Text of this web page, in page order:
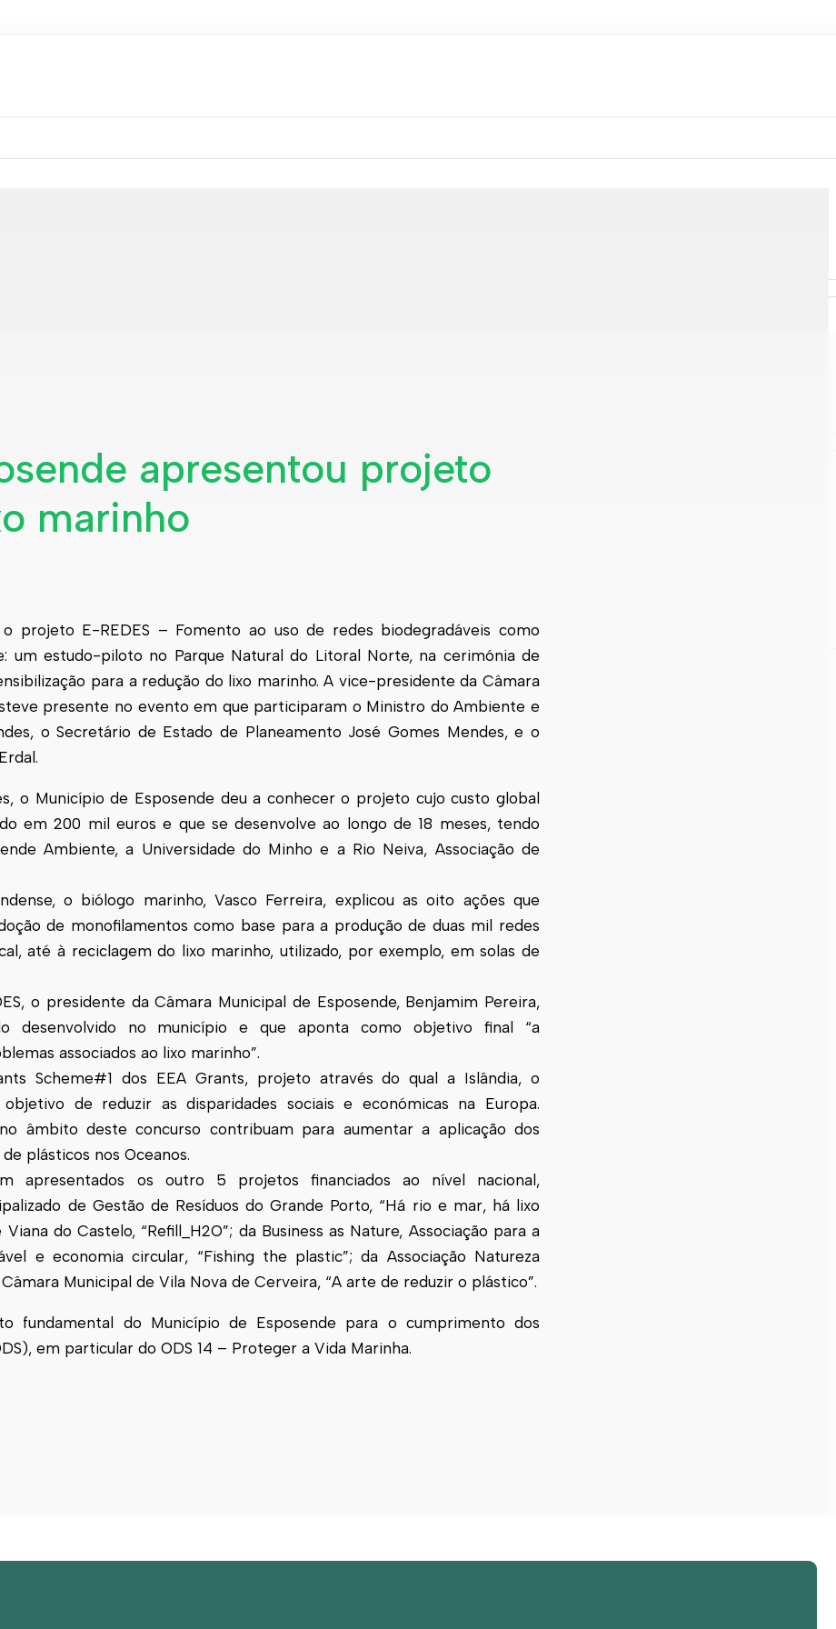
apresentou projeto
marinho
projeto E-REDES – Fomento ao uso de redes biodegradáveis como
um estudo-piloto no Parque Natural do Litoral Norte, na cerimónia de
para a redução do lixo marinho. A vice-presidente da Câmara
presente no evento em que participaram o Ministro do Ambiente e
o Secretário de Estado de Planeamento José Gomes Mendes, e o
o Município de Esposende deu a conhecer o projeto cujo custo global
em 200 mil euros e que se desenvolve ao longo de 18 meses, tendo
Ambiente, a Universidade do Minho e a Rio Neiva, Associação de
o biólogo marinho, Vasco Ferreira, explicou as oito ações que
de monofilamentos como base para a produção de duas mil redes
até à reciclagem do lixo marinho, utilizado, por exemplo, em solas de
o presidente da Câmara Municipal de Esposende, Benjamim Pereira,
desenvolvido no município e que aponta como objetivo final “a
associados ao lixo marinho”.
Scheme#1 dos EEA Grants, projeto através do qual a Islândia, o
de reduzir as disparidades sociais e económicas na Europa.
âmbito deste concurso contribuam para aumentar a aplicação dos
plásticos nos Oceanos.
apresentados os outro 5 projetos financiados ao nível nacional,
de Gestão de Resíduos do Grande Porto, “Há rio e mar, há lixo
do Castelo, “Refill_H2O”; da Business as Nature, Associação para a
e economia circular, “Fishing the plastic”; da Associação Natureza
Municipal de Vila Nova de Cerveira, “A arte de reduzir o plástico”.
fundamental do Município de Esposende para o cumprimento dos
em particular do ODS 14 – Proteger a Vida Marinha.